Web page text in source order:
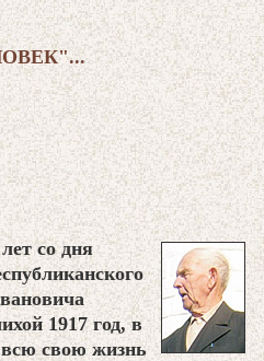
со дня
1917 год, в
свою жизнь